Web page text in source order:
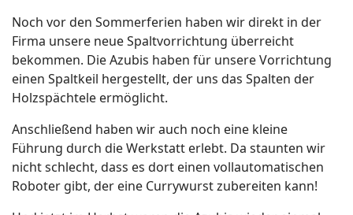
Noch vor den Sommerferien haben wir direkt in der
Firma unsere neue Spaltvorrichtung überreicht
bekommen. Die Azubis haben für unsere Vorrichtung
einen Spaltkeil hergestellt, der uns das Spalten der
Holzspächtele ermöglicht.
Anschließend haben wir auch noch eine kleine
Führung durch die Werkstatt erlebt. Da staunten wir
nicht schlecht, dass es dort einen vollautomatischen
Roboter gibt, der eine Currywurst zubereiten kann!